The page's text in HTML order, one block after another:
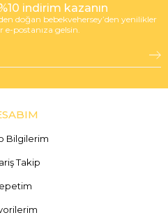
indirim kazanın
doğan bebekvehersey’den yenilikler
e-postanıza gelsin.
Bilgilerim
Takip